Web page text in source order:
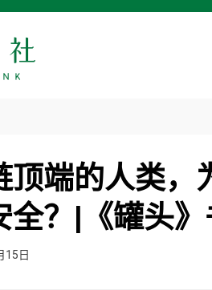
顶端的人类，
全？|《罐头
15日